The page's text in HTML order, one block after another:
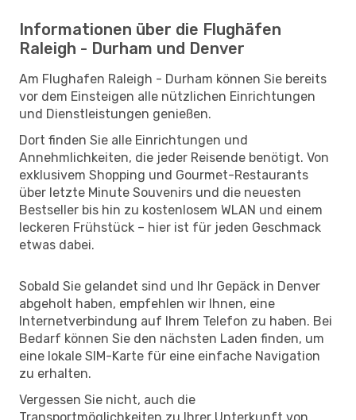
Informationen über die Flughäfen
Raleigh - Durham und Denver
Am Flughafen Raleigh - Durham können Sie bereits
vor dem Einsteigen alle nützlichen Einrichtungen
und Dienstleistungen genießen.
Dort finden Sie alle Einrichtungen und
Annehmlichkeiten, die jeder Reisende benötigt. Von
exklusivem Shopping und Gourmet-Restaurants
über letzte Minute Souvenirs und die neuesten
Bestseller bis hin zu kostenlosem WLAN und einem
leckeren Frühstück – hier ist für jeden Geschmack
etwas dabei.
Sobald Sie gelandet sind und Ihr Gepäck in Denver
abgeholt haben, empfehlen wir Ihnen, eine
Internetverbindung auf Ihrem Telefon zu haben. Bei
Bedarf können Sie den nächsten Laden finden, um
eine lokale SIM-Karte für eine einfache Navigation
zu erhalten.
Vergessen Sie nicht, auch die